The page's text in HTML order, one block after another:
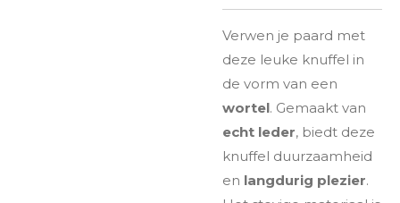
Verwen je paard met
deze leuke knuffel in
de vorm van een
wortel. Gemaakt van
echt leder, biedt deze
knuffel duurzaamheid
en langdurig plezier.